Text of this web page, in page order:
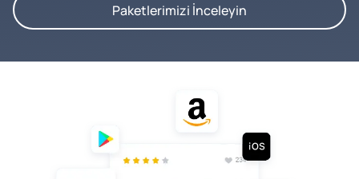
Paketlerimizi İnceleyin